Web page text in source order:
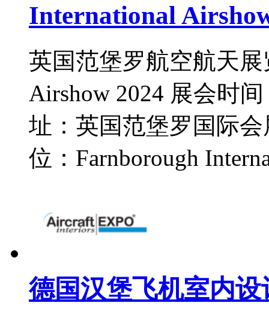
International
英国范堡罗航空航天展
Airshow 2024 展会时
址：英国范堡罗国际
位：Farnborough
德国汉堡飞机室内